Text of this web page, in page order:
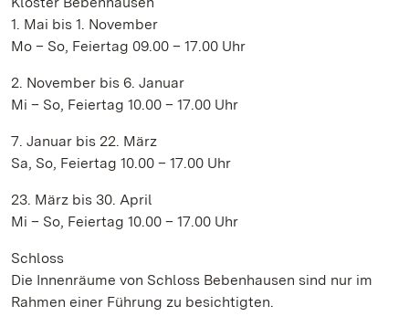
1. Mai bis 1. November
Mo – So, Feiertag 09.00 – 17.00 Uhr
2. November bis 6. Januar
Mi – So, Feiertag 10.00 – 17.00 Uhr
7. Januar bis 22. März
Sa, So, Feiertag 10.00 – 17.00 Uhr
23. März bis 30. April
Mi – So, Feiertag 10.00 – 17.00 Uhr
Schloss
Die Innenräume von Schloss Bebenhausen sind nur im
Rahmen einer Führung zu besichtigten.